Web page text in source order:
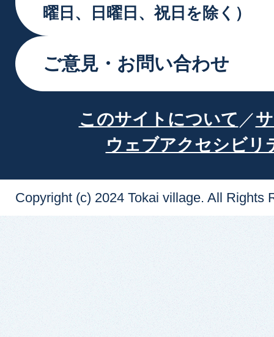
曜日、日曜日、祝日を除く）
ご意見・お問い合わせ
このサイトについて
ウェブアクセシビリ
Copyright (c) 2024 Tokai village. All Rights